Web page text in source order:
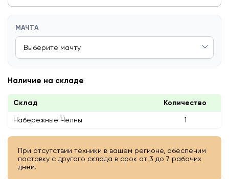
МАЧТА
Наличие на складе
Склад Количество
Набережные Челны 1
При отсутствии техники в вашем регионе, обеспечим
поставку с другого склада в срок от 3 до 7 рабочих
дней.